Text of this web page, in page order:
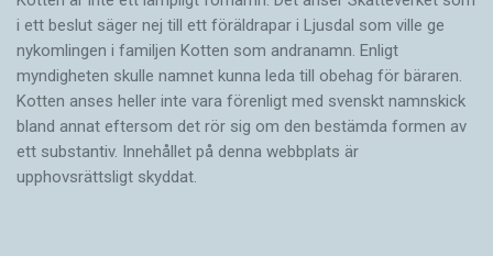
i ett beslut säger nej till ett föräldra­par i Ljusdal som ville ge
nykomlingen i familjen Kotten som andranamn. Enligt
myndigheten skulle namnet kunna leda till obehag för bäraren.
Kotten anses heller inte vara förenligt med svenskt namnskick
bland annat eftersom det rör sig om den bestämda formen av
ett substantiv. Innehållet på denna webbplats är
upphovsrättsligt skyddat.